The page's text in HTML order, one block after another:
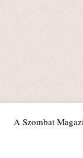
A Szombat